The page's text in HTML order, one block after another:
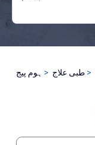
ہوم پیج طبی علاج